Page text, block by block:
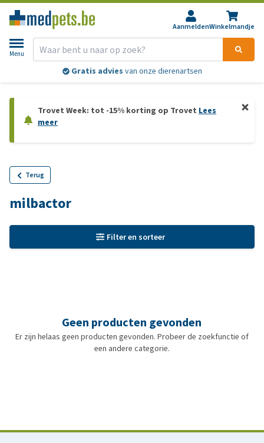
AanmeldenWinkelmandje
Menu
Gratis advies van onze dierenartsen
Trovet Week: tot -15% korting op Trovet Lees
meer
Terug
milbactor
Filter en sorteer
Geen producten gevonden
Er zijn helaas geen producten gevonden. Probeer de zoekfunctie of
een andere categorie.